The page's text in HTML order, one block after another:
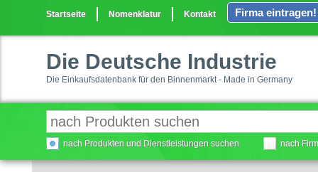
Startseite Nomenklatur Kontakt Firma eintragen!
Die Deutsche Industrie
Die Einkaufsdatenbank für den Binnenmarkt - Made in Germany
nach Produkten und Dienstleistungen suchen nach